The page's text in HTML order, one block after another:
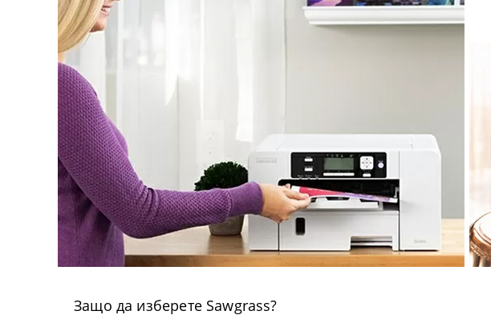
Защо да изберете Sawgrass?